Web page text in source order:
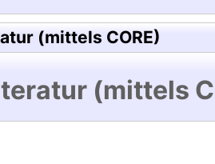
(mittels CORE)
(mittels